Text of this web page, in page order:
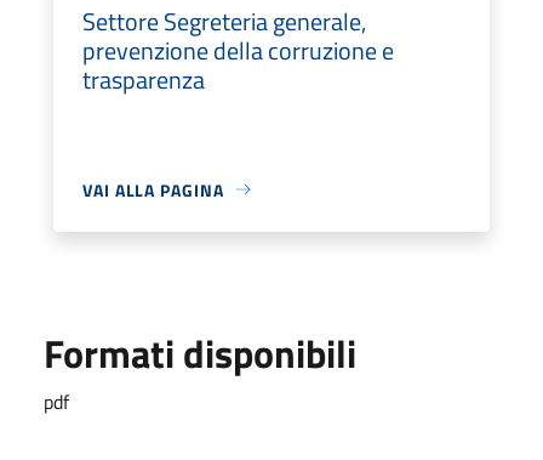
Settore Segreteria generale,
prevenzione della corruzione e
trasparenza
VAI ALLA PAGINA
Formati disponibili
pdf